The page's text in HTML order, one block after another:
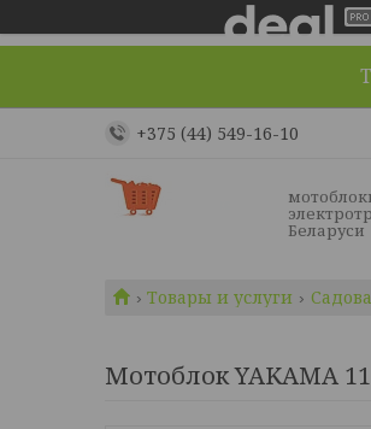
+375 (44) 549-16-10
Беларуси
Товары и услуги
Мотоблок YAKAMA